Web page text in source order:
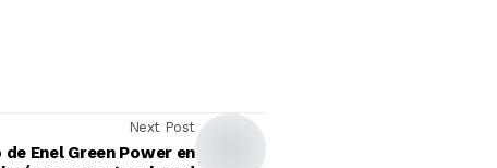
Next Post
Enel Green Power en